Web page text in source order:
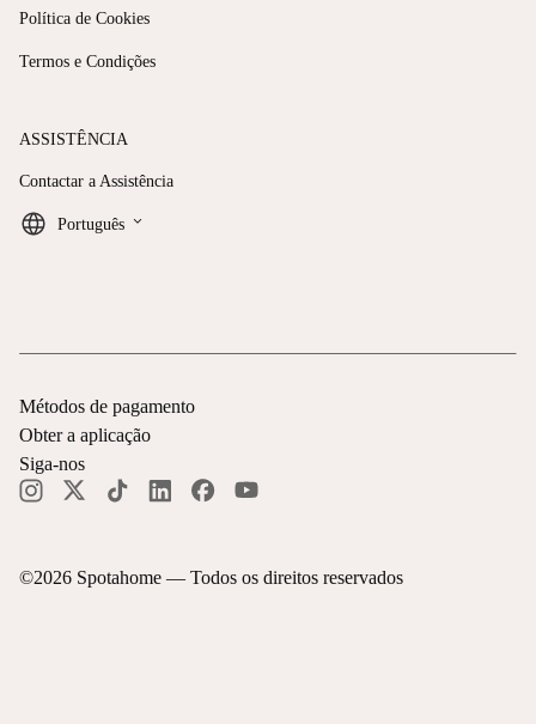
Política de Cookies
Termos e Condições
ASSISTÊNCIA
Contactar a Assistência
Português keyboard_arrow_down
©2026 Spotahome — Todos os direitos reservados
Métodos de pagamento
Obter a aplicação
Siga-nos